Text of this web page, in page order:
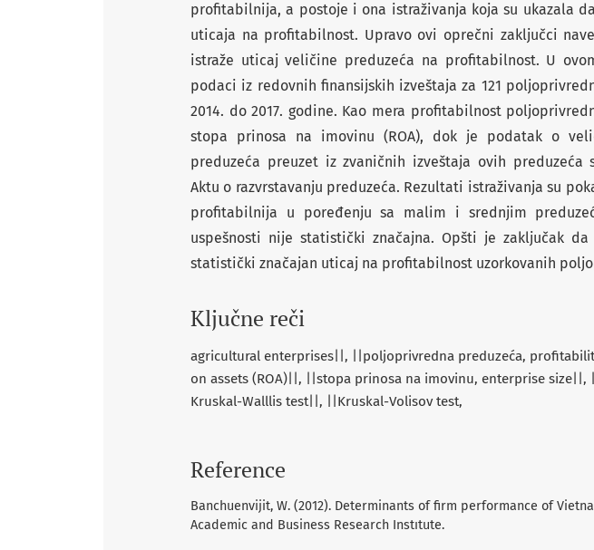
profitabilnija, a postoje i ona istraživanja koja su ukazala
uticaja na profitabilnost. Upravo ovi oprečni zaključci
istraže uticaj veličine preduzeća na profitabilnost. U
podaci iz redovnih finansijskih izveštaja za 121
2014. do 2017. godine. Kao mera profitabilnost
stopa prinosa na imovinu (ROA), dok je podatak o
preduzeća preuzet iz zvaničnih izveštaja ovih preduzeća
Aktu o razvrstavanju preduzeća. Rezultati istraživanja su
profitabilnija u poređenju sa malim i srednjim
uspešnosti nije statistički značajna. Opšti je zaključak
statistički značajan uticaj na profitabilnost uzorkovanih
Ključne reči
agricultural enterprises|| ||poljoprivredna preduzeća
on assets (ROA)||
||stopa prinosa na imovinu enterprise size||
Kruskal-Walllis test||
||Kruskal-Volisov test
Reference
Banchuenvijit, W. (2012). Determinants of firm performance of
Academic and Business Research Instıtute.